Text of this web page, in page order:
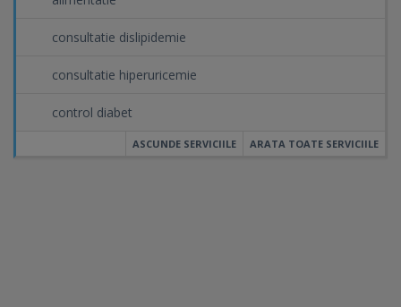
consultatie dislipidemie
consultatie hiperuricemie
control diabet
ARATA TOATE SERVICIILE
ASCUNDE SERVICIILE